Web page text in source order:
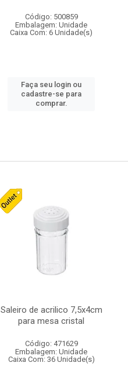
Código: 500859
Embalagem: Unidade
Caixa Com: 6 Unidade(s)
Faça seu login ou
cadastre-se para
comprar.
Saleiro de acrilico 7,5x4cm
para mesa cristal
Código: 471629
Embalagem: Unidade
Caixa Com: 36 Unidade(s)